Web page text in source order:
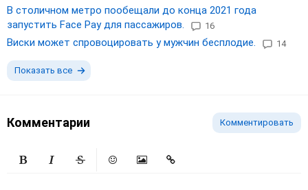
В столичном метро пообещали до конца 2021 года
запустить Face Pay для пассажиров.
16
Виски может спровоцировать у мужчин бесплодие. 14
Показать все
Комментарии Комментировать